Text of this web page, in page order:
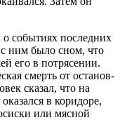
собы­ти­ях послед­них
с ним было сном, что
его в потря­се­нии.
смерть от оста­нов­
ска­зал, что на
в кори­до­ре,
или мяс­ной